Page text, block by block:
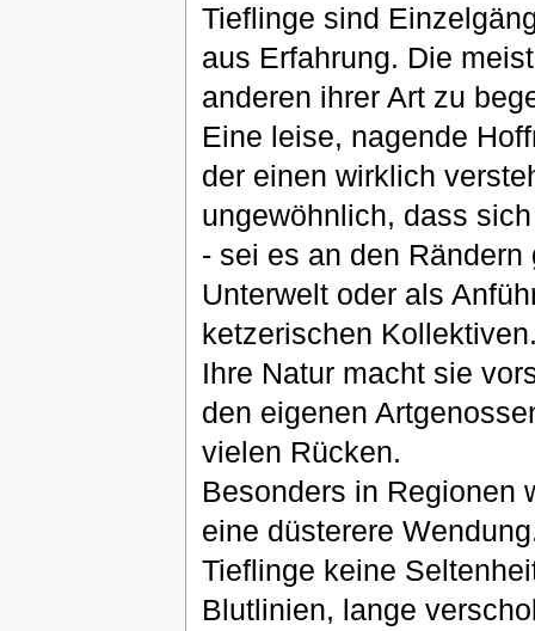
Tieflinge sind
aus Erfahrung. Die
anderen ihrer Art zu
Eine leise, nagende
der einen wirklich
ungewöhnlich, dass
- sei es an den
Unterwelt oder als
ketzerischen
Ihre Natur macht sie
den eigenen
vielen Rücken.
Besonders in Regionen
eine düsterere
Tieflinge keine
Blutlinien, lange